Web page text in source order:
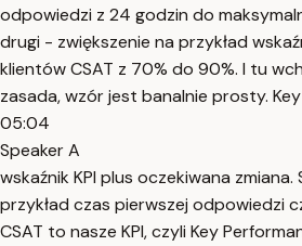
odpowiedzi z 24 godzin do
drugi - zwiększenie na przykład
klientów CSAT z 70% do 90%. I tu
zasada, wzór jest banalnie prosty.
05:04
Speaker A
wskaźnik KPI plus oczekiwana
przykład czas pierwszej odpowiedzi
CSAT to nasze KPI, czyli Key